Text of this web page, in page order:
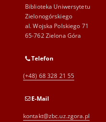
Biblioteka Uniwersytetu
Zielonogórskiego
al. Wojska Polskiego 71
65-762 Zielona Góra
Telefon
(+48) 68 328 21 55
E-Mail
kontakt@zbc.uz.zgora.pl